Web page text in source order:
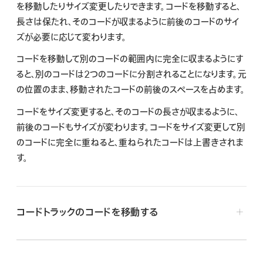
を
検
索
を移動したりサイズ変更したりできます。コードを移動すると、
長さは保たれ、そのコードが収まるように前後のコードのサイ
ズが必要に応じて変わります。
コードを移動して別のコードの範囲内に完全に収まるようにす
ると、別のコードは2つのコードに分割されることになります。元
の位置のまま、移動されたコードの前後のスペースを占めます。
コードをサイズ変更すると、そのコードの長さが収まるように、
前後のコードもサイズが変わります。コードをサイズ変更して別
のコードに完全に重ねると、重ねられたコードは上書きされま
す。
コードトラックのコードを移動する